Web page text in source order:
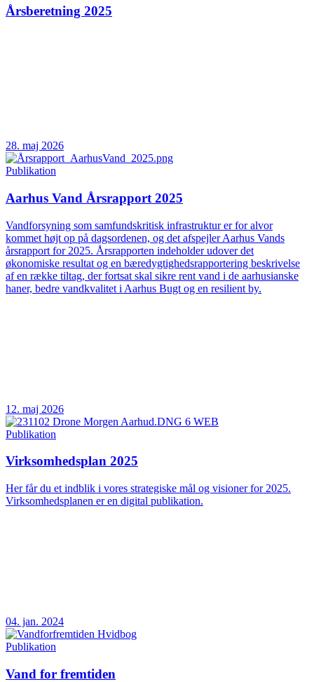
Årsberetning 2025
28. maj 2026
Publikation
Aarhus Vand Årsrapport 2025
Vandforsyning som samfundskritisk infrastruktur er for alvor
kommet højt op på dagsordenen, og det afspejler Aarhus Vands
årsrapport for 2025. Årsrapporten indeholder udover det
økonomiske resultat og en bæredygtighedsrapportering beskrivelse
af en række tiltag, der fortsat skal sikre rent vand i de aarhusianske
haner, bedre vandkvalitet i Aarhus Bugt og en resilient by.
12. maj 2026
Publikation
Virksomhedsplan 2025
Her får du et indblik i vores strategiske mål og visioner for 2025.
Virksomhedsplanen er en digital publikation.
04. jan. 2024
Publikation
Vand for fremtiden